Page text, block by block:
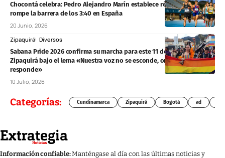
Chocontá celebra: Pedro Alejandro Marín establece récord nacional y
rompe la barrera de los 3:40 en España
20 Junio, 2026
Zipaquirá Diversos
Sabana Pride 2026 confirma su marcha para este 11 de julio en
Zipaquirá bajo el lema «Nuestra voz no se esconde, orgullo que
responde»
10 Julio, 2026
Categorías: Cundinamarca Zipaquirá Bogotá ad
Información confiable:Manténgase al día con las últimas noticias y